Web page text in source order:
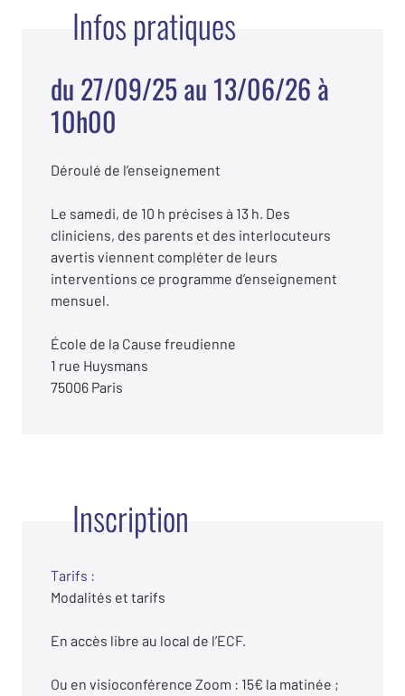
Infos pratiques
du 27/09/25 au 13/06/26 à
10h00
Déroulé de l’enseignement
Le samedi, de 10 h précises à 13 h. Des
cliniciens, des parents et des interlocuteurs
avertis viennent compléter de leurs
interventions ce programme d’enseignement
mensuel.
École de la Cause freudienne
1 rue Huysmans
75006 Paris
Inscription
Tarifs :
Modalités et tarifs
En accès libre au local de l’ECF.
Ou en visioconférence Zoom : 15€ la matinée ;